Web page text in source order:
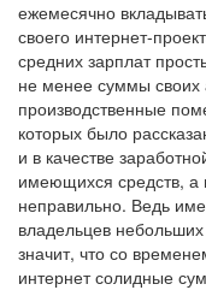
ежемесячно
своего интернет-
средних зарплат
не менее суммы
производственные
которых было
и в качестве
имеющихся средств, а
неправильно. Ведь
владельцев
значит, что со
интернет солидные